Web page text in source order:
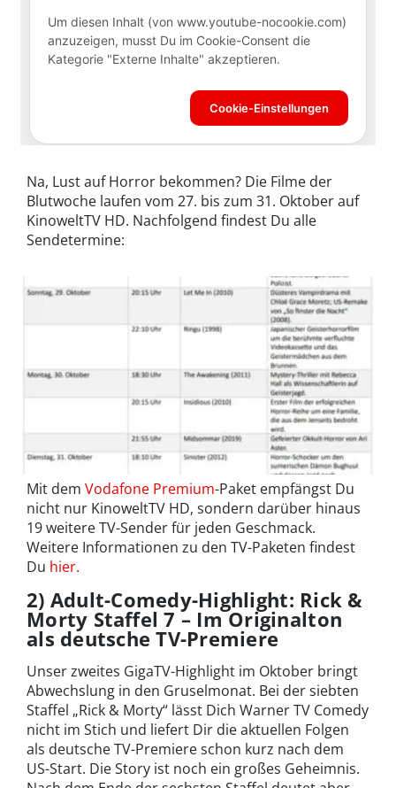
Na, Lust auf Horror bekommen? Die Filme der
Blutwoche laufen vom 27. bis zum 31. Oktober auf
KinoweltTV HD. Nachfolgend findest Du alle
Sendetermine:
Mit dem Vodafone Premium-Paket empfängst Du
nicht nur KinoweltTV HD, sondern darüber hinaus
19 weitere TV-Sender für jeden Geschmack.
Weitere Informationen zu den TV-Paketen findest
Du hier.
2) Adult-Comedy-Highlight: Rick &
Morty Staffel 7 – Im Originalton
als deutsche TV-Premiere
Unser zweites GigaTV-Highlight im Oktober bringt
Abwechslung in den Gruselmonat. Bei der siebten
Staffel „Rick & Morty“ lässt Dich Warner TV Comedy
nicht im Stich und liefert Dir die aktuellen Folgen
als deutsche TV-Premiere schon kurz nach dem
US-Start. Die Story ist noch ein großes Geheimnis.